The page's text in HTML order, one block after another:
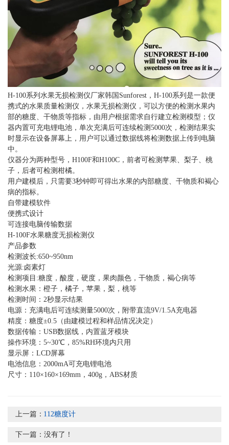
H-100系列水果无损检测仪厂家韩国Sunforest，H-100系列是一款便
携式的水果质量检测仪，水果无损检测仪，可以方便的检测水果内
部的糖度、干物质等指标，由用户根据需求自行建立检测模型；仪
器内置可充电锂电池，单次充满后可连续检测5000次，检测结果实
时显示在设备屏幕上，用户可以通过数据线将检测数据上传到电脑
中。
仪器分为两种型号，H100F和H100C，前者可检测苹果、梨子、桃
子，后者可检测柑橘。
用户建模后，只需要3秒钟即可得出水果的内部糖度、干物质和褐心
病的指标。
自带建模软件
便携式设计
可连接电脑传输数据
H-100F水果糖度无损检测仪
产品参数
检测波长:650~950nm
光源:卤素灯
检测项目:糖度，酸度，硬度，果肉颜色，干物质，褐心病等
检测水果：橙子，橘子，苹果，梨，桃等
检测时间：2秒显示结果
电源：充满电后可连续测量5000次，附带直流9V/1.5A充电器
精度：糖度±0.5（由建模过程和样品情况决定）
数据传输：USB数据线，内置蓝牙模块
操作环境：5~30℃，85%RH环境内只用
显示屏：LCD屏幕
电池信息：2000mA可充电锂电池
尺寸：110×160×169mm，400g，ABS材质
上一篇： 112糖度计
下一篇：没有了！